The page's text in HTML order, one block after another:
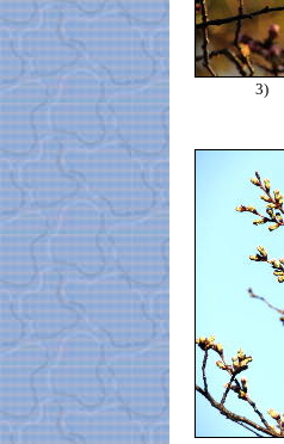
3)